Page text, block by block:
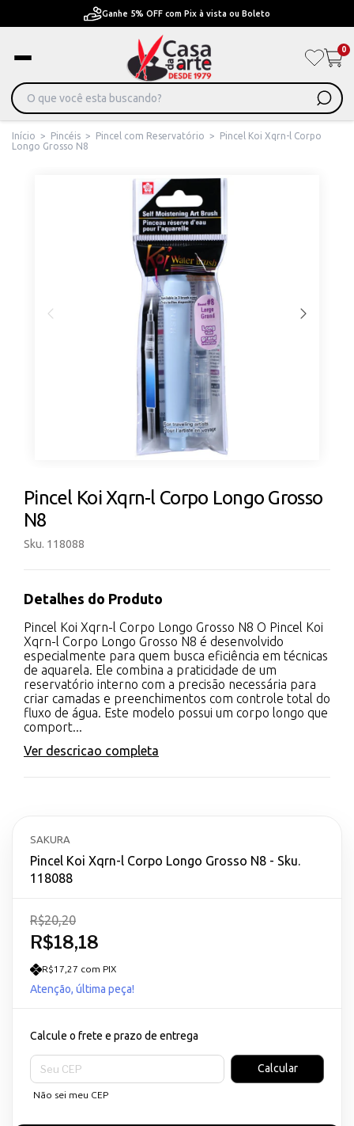
Pague em Até 6x sem juros ou ate 12x com juros
0
Início > Pincéis > Pincel com Reservatório >
Pincel Koi Xqrn-l Corpo
Longo Grosso N8
Pincel Koi Xqrn-l Corpo Longo Grosso
N8
Sku. 118088
Detalhes do Produto
Pincel Koi Xqrn-l Corpo Longo Grosso N8 O Pincel Koi
Xqrn-l Corpo Longo Grosso N8 é desenvolvido
especialmente para quem busca eficiência em técnicas
de aquarela. Ele combina a praticidade de um
reservatório interno com a precisão necessária para
criar camadas e preenchimentos com controle total do
fluxo de água. Este modelo possui um corpo longo que
comport...
Ver descricao completa
SAKURA
Pincel Koi Xqrn-l Corpo Longo Grosso N8 - Sku.
118088
R$18,18
R$20,20
R$17,27 com PIX
Atenção, última peça!
Calcule o frete e prazo de entrega
Entregas para o CEP:
Calcular
Não sei meu CEP